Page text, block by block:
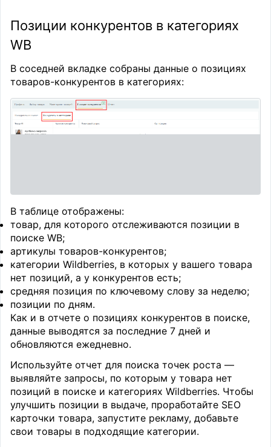
Позиции конкурентов в категориях
WB
В соседней вкладке собраны данные о позициях
товаров-конкурентов в категориях:
В таблице отображены:
товар, для которого отслеживаются позиции в
поиске WB;
артикулы товаров-конкурентов;
категории Wildberries, в которых у вашего товара
нет позиций, а у конкурентов есть;
средняя позиция по ключевому слову за неделю;
позиции по дням.
Как и в отчете о позициях конкурентов в поиске,
данные выводятся за последние 7 дней и
обновляются ежедневно.
Используйте отчет для поиска точек роста —
выявляйте запросы, по которым у товара нет
позиций в поиске и категориях Wildberries. Чтобы
улучшить позиции в выдаче, проработайте SEO
карточки товара, запустите рекламу, добавьте
свои товары в подходящие категории.